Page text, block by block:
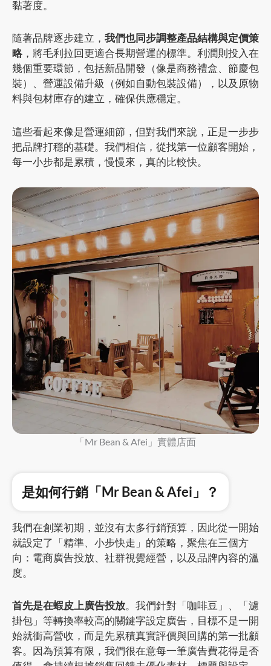
黏著度。
隨著品牌逐步建立， 我們也同步調整產品結構與定價策
略 ，將毛利拉回更適合長期營運的標準。利潤則投入在
幾個重要環節，包括新品開發（像是商務禮盒、節慶包
裝）、營運設備升級（例如自動包裝設備），以及原物
料與包材庫存的建立，確保供應穩定。
這些看起來像是營運細節，但對我們來說，正是一步步
把品牌打穩的基礎。我們相信，從找第一位顧客開始，
每一小步都是累積，慢慢來，真的比較快。
「Mr Bean & Afei」實體店面
是如何行銷「Mr Bean & Afei」？
我們在創業初期，並沒有太多行銷預算，因此從一開始
就設定了「精準、小步快走」的策略，聚焦在三個方
向：電商廣告投放、社群視覺經營，以及品牌內容的溫
度。
首先是在蝦皮上廣告投放。我們針對「咖啡豆」、「濾
掛包」等轉換率較高的關鍵字設定廣告，目標不是一開
始就衝高營收，而是先累積真實評價與回購的第一批顧
客。因為預算有限，我們很在意每一筆廣告費花得是否